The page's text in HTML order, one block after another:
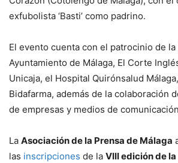
exfubolista ‘Basti’ como padrino.
El evento cuenta con el patrocinio de
Ayuntamiento de Málaga, El Corte
Unicaja, el Hospital Quirónsalud
Bidafarma, además de la colaboración
de empresas y medios de
La Asociación de la Prensa de Málaga
las inscripciones de la VIII edición de